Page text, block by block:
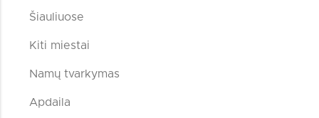
Šiauliuose
Kiti miestai
Namų tvarkymas
Apdaila